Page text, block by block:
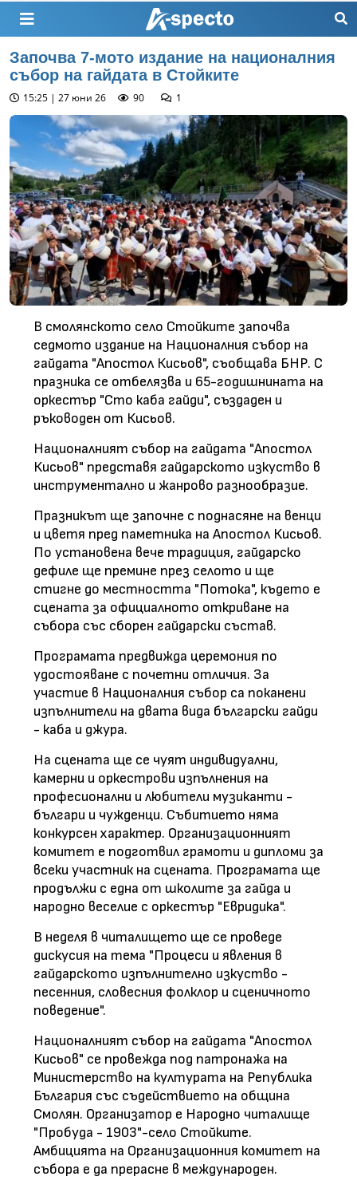
Започва 7-мото издание на националния
събор на гайдата в Стойките
15:25 | 27 юни 26 90 1
В смолянското село Стойките започва
седмото издание на Националния събор на
гайдата "Апостол Кисьов", съобщава БНР. С
празника се отбелязва и 65-годишнината на
оркестър "Сто каба гайди", създаден и
ръководен от Кисьов.
Националният събор на гайдата "Апостол
Кисьов" представя гайдарското изкуство в
инструментално и жанрово разнообразие.
Празникът ще започне с поднасяне на венци
и цветя пред паметника на Апостол Кисьов.
По установена вече традиция, гайдарско
дефиле ще премине през селото и ще
стигне до местността "Потока", където е
сцената за официалното откриване на
събора със сборен гайдарски състав.
Програмата предвижда церемония по
удостояване с почетни отличия. За
участие в Националния събор са поканени
изпълнители на двата вида български гайди
- каба и джура.
На сцената ще се чуят индивидуални,
камерни и оркестрови изпълнения на
професионални и любители музиканти -
българи и чужденци. Събитието няма
конкурсен характер. Организационният
комитет е подготвил грамоти и дипломи за
всеки участник на сцената. Програмата ще
продължи с една от школите за гайда и
народно веселие с оркестър "Евридика".
В неделя в читалището ще се проведе
дискусия на тема "Процеси и явления в
гайдарското изпълнително изкуство -
песенния, словесния фолклор и сценичното
поведение".
Националният събор на гайдата "Апостол
Кисьов" се провежда под патронажа на
Министерство на културата на Република
България със съдействието на община
Смолян. Организатор е Народно читалище
"Пробуда - 1903"-село Стойките.
Амбицията на Организационния комитет на
събора е да прерасне в международен.